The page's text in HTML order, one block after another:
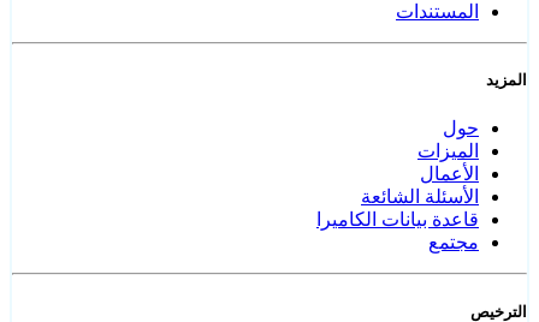
المستندات
المزيد
حول
الميزات
الأعمال
الأسئلة الشائعة
قاعدة بيانات الكاميرا
مجتمع
الترخيص